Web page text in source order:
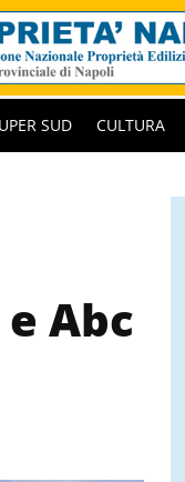
SUD CULTURA
Abc